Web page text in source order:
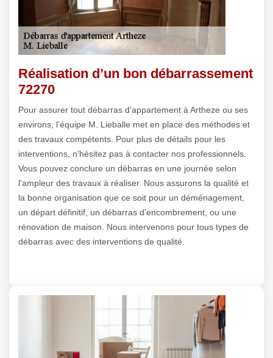
Réalisation d’un bon débarrassement
72270
Pour assurer tout débarras d’appartement à Artheze ou ses
environs, l’équipe M. Lieballe met en place des méthodes et
des travaux compétents. Pour plus de détails pour les
interventions, n’hésitez pas à contacter nos professionnels.
Vous pouvez conclure un débarras en une journée selon
l’ampleur des travaux à réaliser. Nous assurons la qualité et
la bonne organisation que ce soit pour un déménagement,
un départ définitif, un débarras d’encombrement, ou une
rénovation de maison. Nous intervenons pour tous types de
débarras avec des interventions de qualité.